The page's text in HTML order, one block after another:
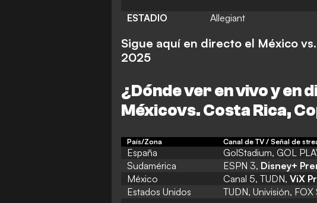
ESTADIO Allegiant
Sigue aquí en directo el México
2025
¿Dónde ver en vivo y en
Méxicovs. Costa Rica,
País/Zona Canal de TV / Señal de
España
GolStadium, GOL
Sudamérica
ESPN 3, Disney+
México
Canal 5, TUDN, ViX
Estados Unidos
TUDN, Univisión, FOX